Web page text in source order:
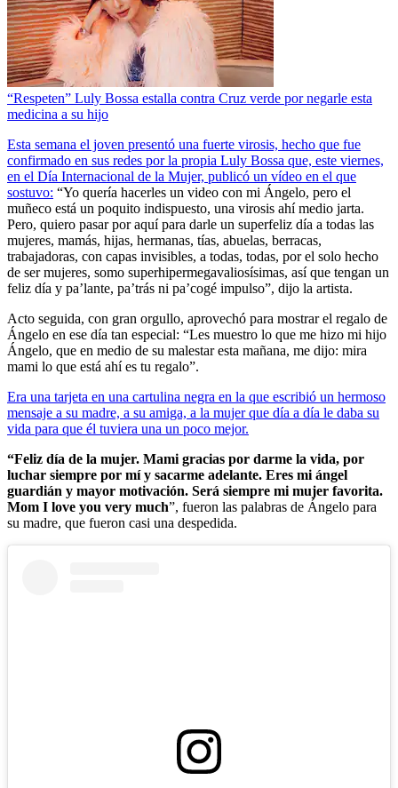
“Respeten” Luly Bossa estalla contra Cruz verde por negarle esta
medicina a su hijo
Esta semana el joven presentó una fuerte virosis, hecho que fue
confirmado en sus redes por la propia Luly Bossa que, este viernes,
en el Día Internacional de la Mujer, publicó un vídeo en el que
sostuvo: “Yo quería hacerles un video con mi Ángelo, pero el
muñeco está un poquito indispuesto, una virosis ahí medio jarta.
Pero, quiero pasar por aquí para darle un superfeliz día a todas las
mujeres, mamás, hijas, hermanas, tías, abuelas, berracas,
trabajadoras, con capas invisibles, a todas, todas, por el solo hecho
de ser mujeres, somo superhipermegavaliosísimas, así que tengan un
feliz día y pa’lante, pa’trás ni pa’cogé impulso”, dijo la artista.
Acto seguida, con gran orgullo, aprovechó para mostrar el regalo de
Ángelo en ese día tan especial: “Les muestro lo que me hizo mi hijo
Ángelo, que en medio de su malestar esta mañana, me dijo: mira
mami lo que está ahí es tu regalo”.
Era una tarjeta en una cartulina negra en la que escribió un hermoso
mensaje a su madre, a su amiga, a la mujer que día a día le daba su
vida para que él tuviera una un poco mejor.
“Feliz día de la mujer. Mami gracias por darme la vida, por
luchar siempre por mí y sacarme adelante. Eres mi ángel
guardián y mayor motivación. Será siempre mi mujer favorita.
Mom I love you very much”, fueron las palabras de Ángelo para
su madre, que fueron casi una despedida.